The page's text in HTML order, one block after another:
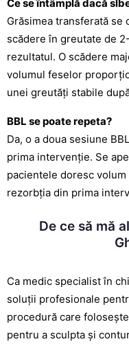
Ce se întâmplă dacă
Grăsimea transferată se
scădere în greutate de
rezultatul. O scădere
volumul feselor
unei greutăți stabile
BBL se poate repeta?
Da, o a doua sesiune
prima intervenție. Se
pacientele doresc
rezorbția din prima
De ce să mă
Ca medic specialist în
soluții profesionale
procedură care
pentru a sculpta și